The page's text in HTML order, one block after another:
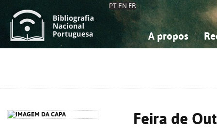
PT EN FR
A propos
Feira de